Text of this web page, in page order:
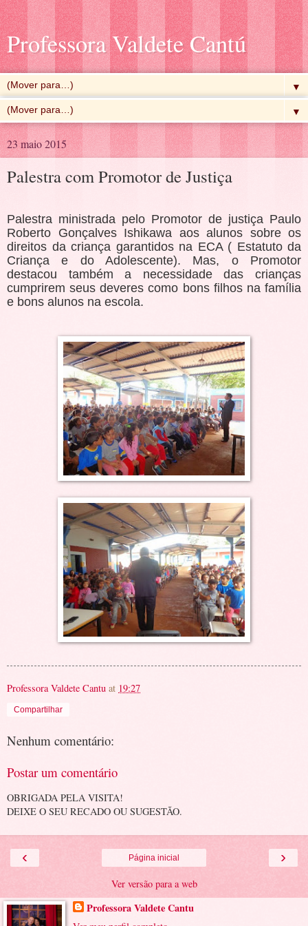
Professora Valdete Cantú
▼
▼
23 maio 2015
Palestra com Promotor de Justiça
Palestra ministrada pelo Promotor de justiça Paulo
Roberto Gonçalves Ishikawa aos alunos sobre os
direitos da criança garantidos na ECA ( Estatuto da
Criança e do Adolescente). Mas, o Promotor
destacou também a necessidade das crianças
cumprirem seus deveres como bons filhos na família
e bons alunos na escola.
Professora Valdete Cantu at 19:27
Compartilhar
Nenhum comentário:
Postar um comentário
OBRIGADA PELA VISITA!
DEIXE O SEU RECADO OU SUGESTÃO.
‹ ›
Página inicial
Ver versão para a web
Professora Valdete Cantu